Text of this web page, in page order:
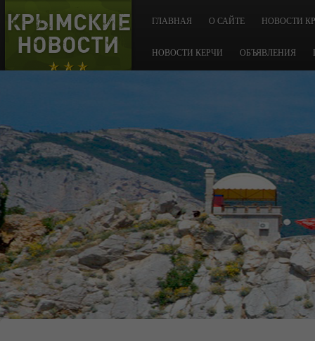
КРЫМСКИЕ
НОВОСТИ
ГЛАВНАЯ О САЙТЕ НОВОСТИ
НОВОСТИ КЕРЧИ ОБЪЯВЛЕНИЯ